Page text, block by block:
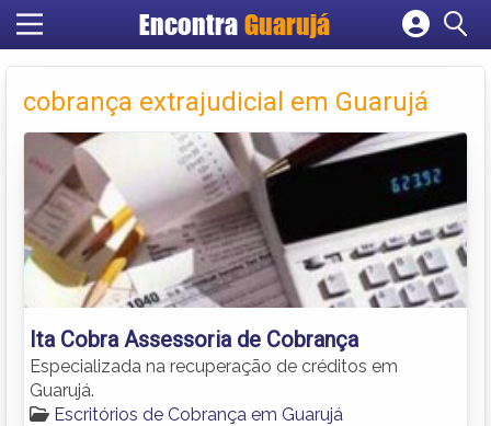
Encontra Guarujá
Cadastrar empresa
Criar conta
cobrança extrajudicial em Guarujá
Ita Cobra Assessoria de Cobrança
Especializada na recuperação de créditos em
Guarujá.
Escritórios de Cobrança em Guarujá